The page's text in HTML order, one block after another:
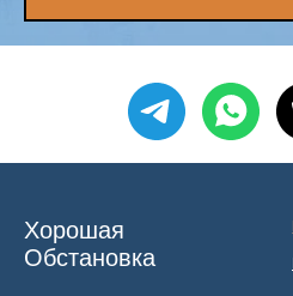
Хорошая
Обстановка